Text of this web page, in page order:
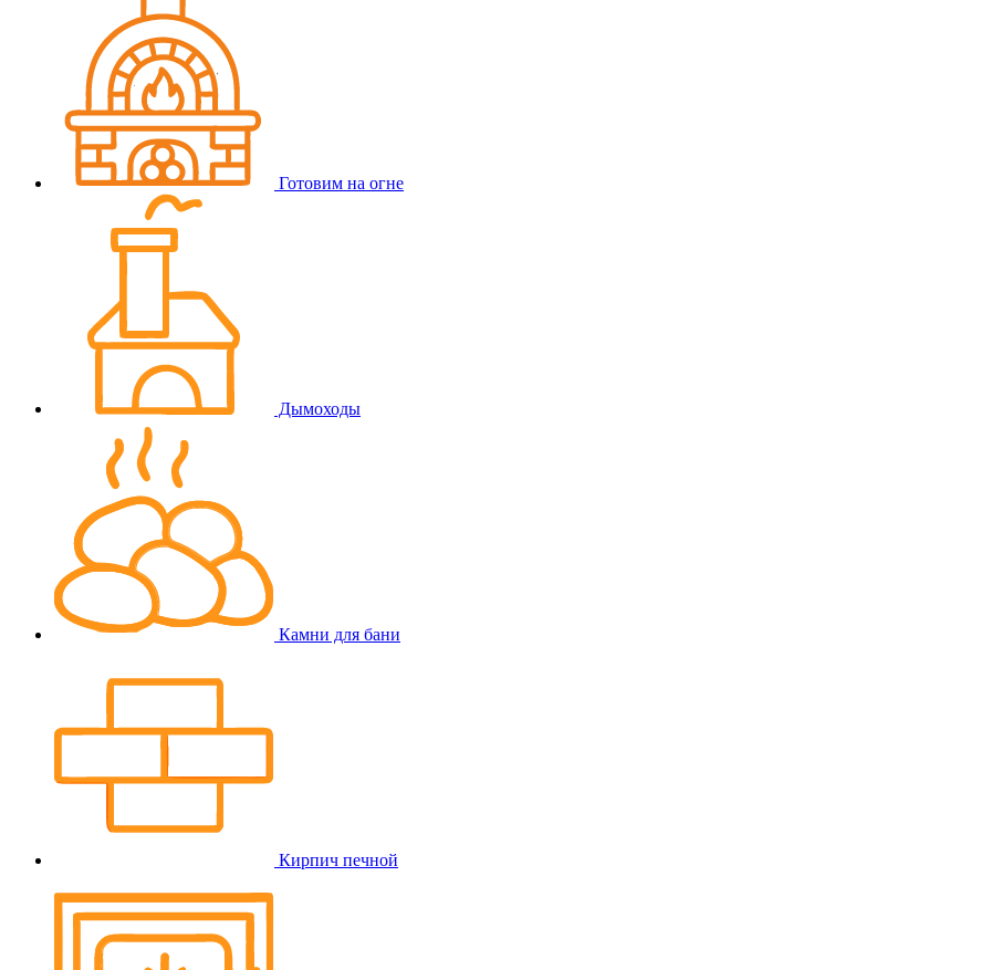
Готовим на огне
Дымоходы
Камни для бани
Кирпич печной